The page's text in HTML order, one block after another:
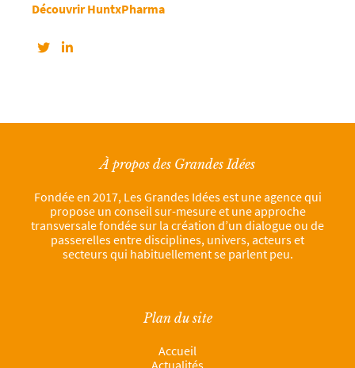
Découvrir HuntxPharma
À propos des Grandes Idées
Fondée en 2017, Les Grandes Idées est une agence qui
propose un conseil sur-mesure et une approche
transversale fondée sur la création d’un dialogue ou de
passerelles entre disciplines, univers, acteurs et
secteurs qui habituellement se parlent peu.
Plan du site
Accueil